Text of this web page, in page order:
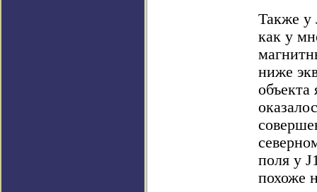
Также у
как у
ниже
объекта
поля у
похоже